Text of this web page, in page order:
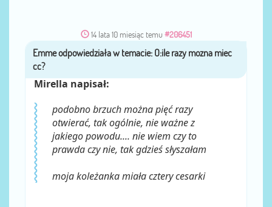
14 lata 10 miesiąc temu #206451
przezEmme
Mirella napisał:
podobno brzuch można pięć razy
otwierać, tak ogólnie, nie ważne z
jakiego powodu.... nie wiem czy to
prawda czy nie, tak gdzieś słyszałam
moja koleżanka miała cztery cesarki